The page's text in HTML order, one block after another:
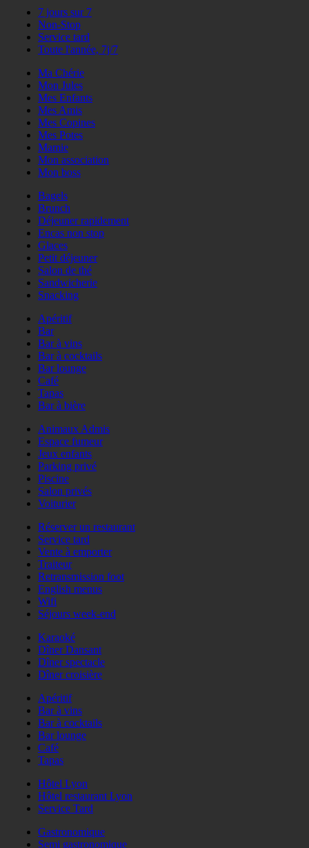
7 jours sur 7
Non-Stop
Service tard
Toute l'année, 7j/7
Ma Chérie
Mon Jules
Mes Enfants
Mes Amis
Mes Copines
Mes Potes
Mamie
Mon association
Mon boss
Bagels
Brunch
Déjeuner rapidement
Encas non stop
Glaces
Petit déjeuner
Salon de thé
Sandwicherie
Snacking
Apéritif
Bar
Bar à vins
Bar à cocktails
Bar lounge
Café
Tapas
Bar à bière
Animaux Admis
Espace fumeur
Jeux enfants
Parking privé
Piscine
Salon privés
Voiturier
Réserver un restaurant
Service tard
Vente à emporter
Traiteur
Retransmission foot
English menus
Wifi
Séjours week-end
Karaoké
Dîner Dansant
Dîner spectacle
Dîner croisière
Apéritif
Bar à vins
Bar à cocktails
Bar lounge
Café
Tapas
Hôtel Lyon
Hôtel restaurant Lyon
Service Tard
Gastronomique
Semi gastronomique